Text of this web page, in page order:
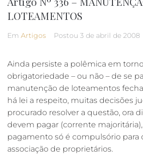
LOTEAMENTOS
Em Artigos Postou 3 de abril de 2008
Ainda persiste a polêmica em
obrigatoriedade – ou não – de se
manutenção de loteamentos
há lei a respeito, muitas decisões
procurado resolver a questão, ora
devem pagar (corrente
pagamento só é compulsório para
associação de proprietários.